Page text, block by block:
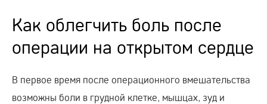
Как облегчить боль после
операции на открытом сердце
В первое время после операционного вмешательства
возможны боли в грудной клетке, мышцах, зуд и